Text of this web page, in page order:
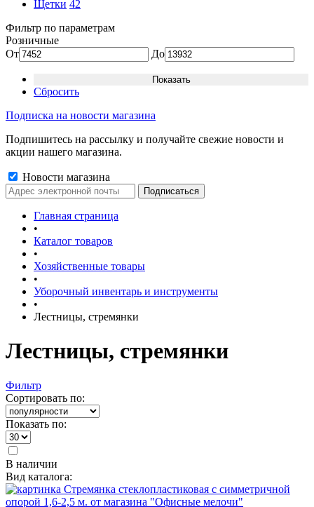
Щетки 42
Фильтр по параметрам
Розничные
От
До
Сбросить
Подписка на новости магазина
Подпишитесь на рассылку и получайте свежие новости и
акции нашего магазина.
Новости магазина
Главная страница
•
Каталог товаров
•
Хозяйственные товары
•
Уборочный инвентарь и инструменты
•
Лестницы, стремянки
Лестницы, стремянки
Фильтр
Сортировать по:
Показать по:
В наличии
Вид каталога: